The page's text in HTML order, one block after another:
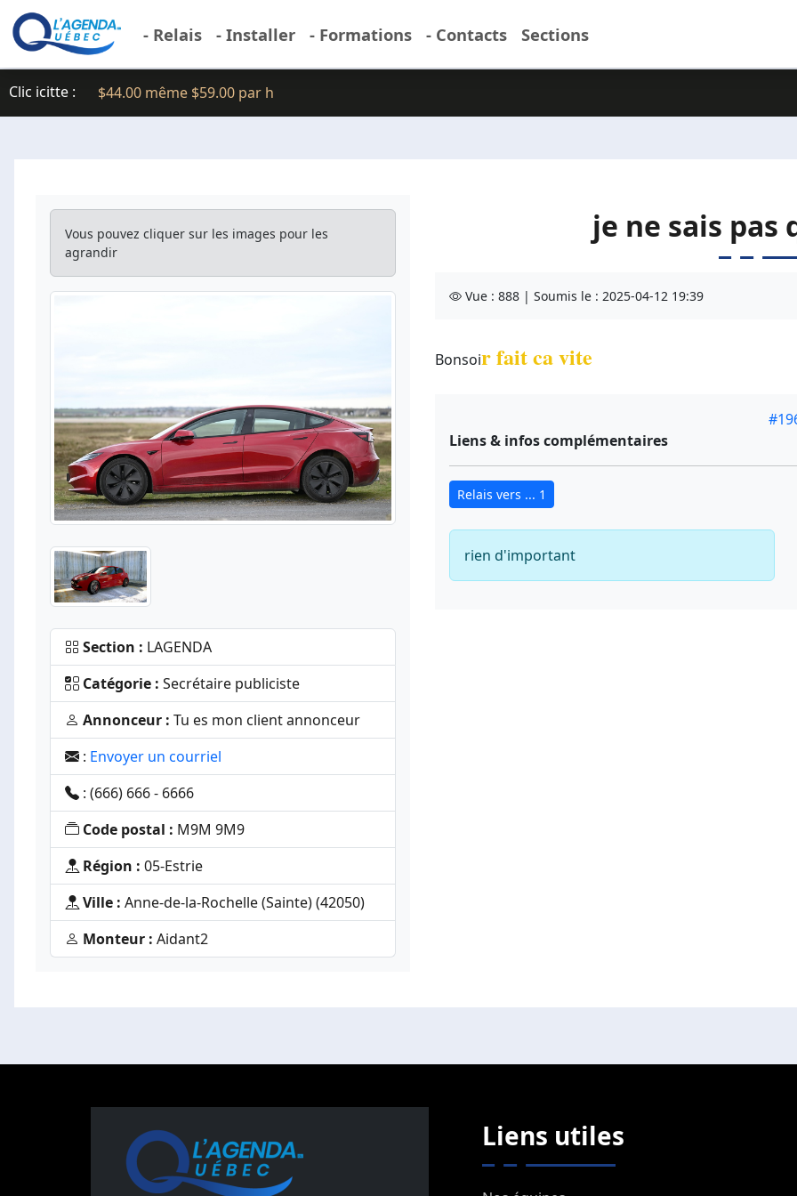
- Relais - Installer - Formations - Contacts Sections
Clic icitte : $44.00 même $59.00 par h
Vous pouvez cliquer sur les images pour les
agrandir
Section : LAGENDA
Catégorie : Secrétaire publiciste
Annonceur : Tu es mon client annonceur
: Envoyer un courriel
: (666) 666 - 6666
Code postal : M9M 9M9
Région : 05-Estrie
Ville : Anne-de-la-Rochelle (Sainte) (42050)
Monteur : Aidant2
je ne sais pas
Vue : 888 | Soumis le : 2025-04-12 19:39
Bonsoir fait ca vite
Liens & infos complémentaires
Relais vers ... 1
rien d'important
Liens utiles